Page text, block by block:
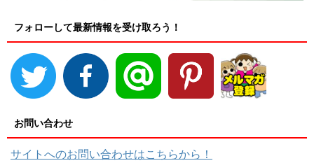
フォローして最新情報を受け取ろう！
お問い合わせ
サイトへのお問い合わせはこちらから！